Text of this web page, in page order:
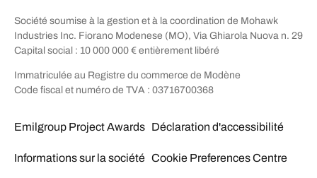
Société soumise à la gestion et à la coordination de Mohawk
Industries Inc. Fiorano Modenese (MO), Via Ghiarola Nuova n. 29
Capital social : 10 000 000 € entièrement libéré
Immatriculée au Registre du commerce de Modène
Code fiscal et numéro de TVA : 03716700368
Emilgroup Project Awards
Informations sur la société
Déclaration d'accessibilité
Cookie Preferences Centre